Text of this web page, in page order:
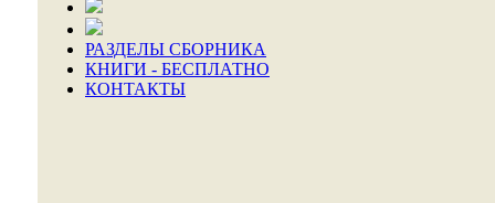
РАЗДЕЛЫ СБОРНИКА
КНИГИ - БЕСПЛАТНО
КОНТАКТЫ